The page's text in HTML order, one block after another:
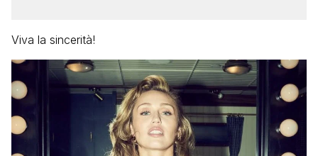
Viva la sincerità!